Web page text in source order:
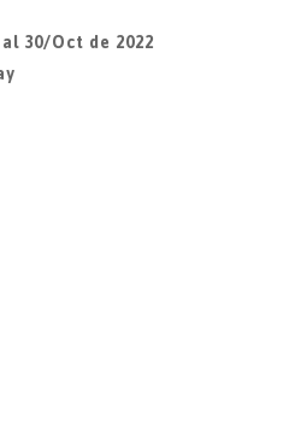
30/Oct de 2022